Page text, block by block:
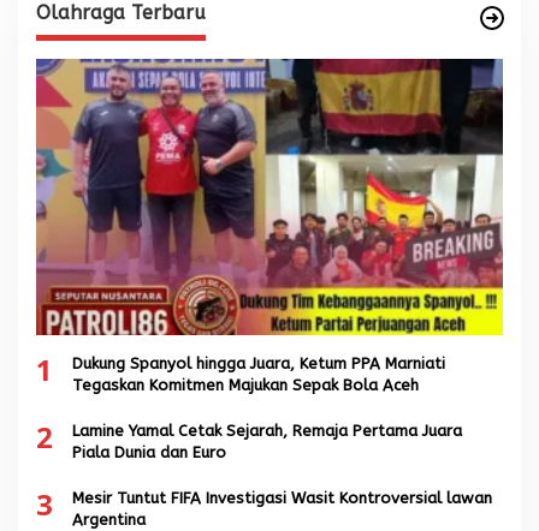
Olahraga Terbaru
1
Dukung Spanyol hingga Juara, Ketum PPA Marniati
Tegaskan Komitmen Majukan Sepak Bola Aceh
2
Lamine Yamal Cetak Sejarah, Remaja Pertama Juara
Piala Dunia dan Euro
3
Mesir Tuntut FIFA Investigasi Wasit Kontroversial lawan
Argentina